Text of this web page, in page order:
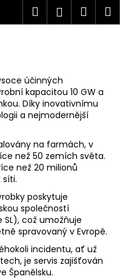
Hledat
účinných
kapacitou 10 GW a
Díky inovativnímu
a nejmodernější
na farmách, v
než 50 zemích světa.
než 20 milionů
poskytuje
společností
SL), což umožňuje
spravovaný v Evropě.
incidentu, ať už
je servis zajišťován
Španělsku.